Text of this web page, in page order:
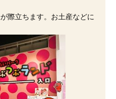
際立ちます。お土産などに